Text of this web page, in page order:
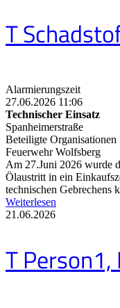
T
Alarmierungszeit
27.06.2026 11:06
Technischer Einsatz
Spanheimerstraße
Beteiligte Organisationen
Feuerwehr Wolfsberg
Am 27.Juni 2026 wurde
Ölaustritt in ein
technischen Gebrechens
Weiterlesen
21.06.2026
T